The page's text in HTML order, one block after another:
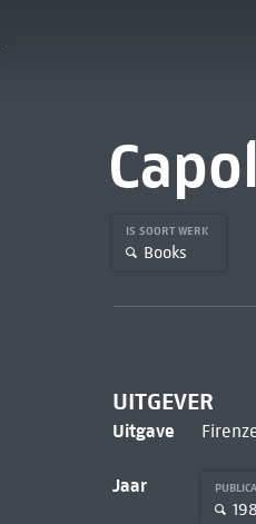
IS SOORT WERK
Books
UITGEVER
Uitgave
Jaar